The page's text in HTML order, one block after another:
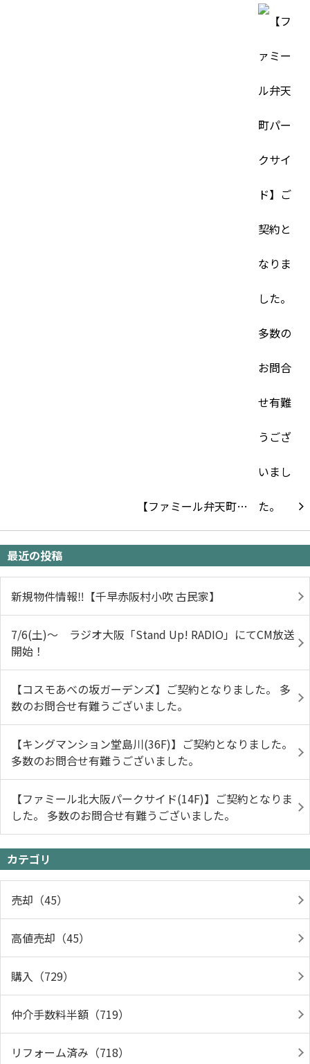
【ファミール弁天町…
最近の投稿
新規物件情報‼【千早赤阪村小吹 古民家】
7/6(土)～ ラジオ大阪「Stand Up! RADIO」にてCM放送
開始！
【コスモあべの坂ガーデンズ】ご契約となりました。 多
数のお問合せ有難うございました。
【キングマンション堂島川(36F)】ご契約となりました。
多数のお問合せ有難うございました。
【ファミール北大阪パークサイド(14F)】ご契約となりま
した。 多数のお問合せ有難うございました。
カテゴリ
売却（45）
高値売却（45）
購入（729）
仲介手数料半額（719）
リフォーム済み（718）